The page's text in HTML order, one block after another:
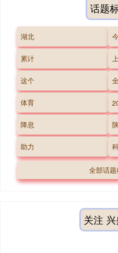
话题
湖北
累计
这个
体育
降息
助力
全部话
关注